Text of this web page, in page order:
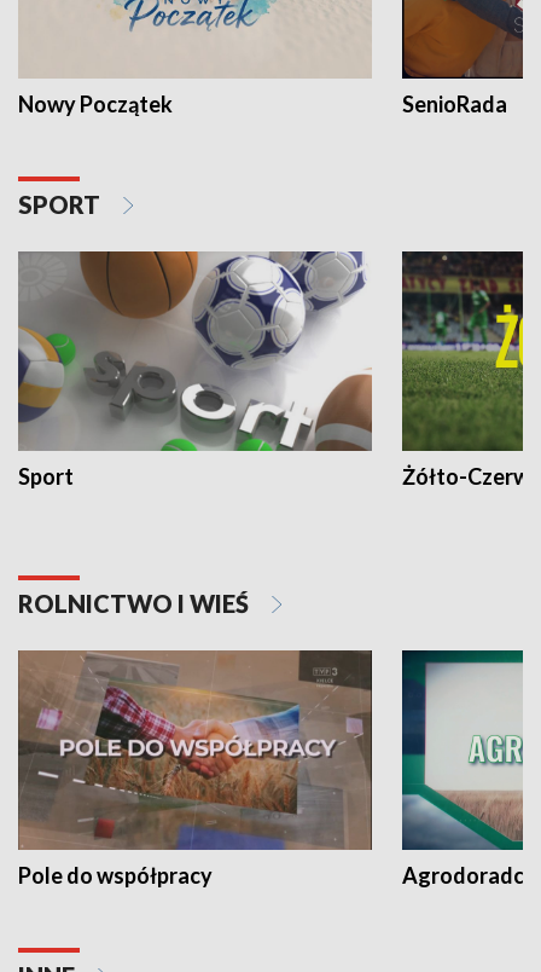
Nowy Początek SenioRada
SPORT
Sport Żółto-
ROLNICTWO I WIEŚ
Pole do współpracy Agrodoradcy